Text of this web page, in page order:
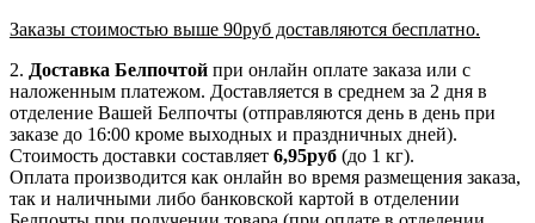
Заказы стоимостью выше 90руб доставляются бесплатно.
2. Доставка Белпочтой при онлайн оплате заказа или с
наложенным платежом. Доставляется в среднем за 2 дня в
отделение Вашей Белпочты (отправляются день в день при
заказе до 16:00 кроме выходных и праздничных дней).
Стоимость доставки составляет 6,95руб (до 1 кг).
Оплата производится как онлайн во время размещения заказа,
так и наличными либо банковской картой в отделении